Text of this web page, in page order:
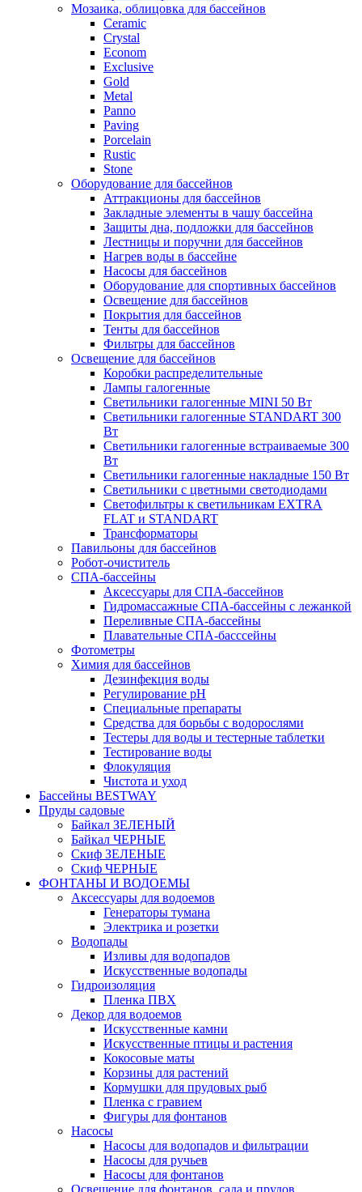
Мозаика, облицовка для бассейнов
Ceramic
Crystal
Econom
Exclusive
Gold
Metal
Panno
Paving
Porcelain
Rustic
Stone
Оборудование для бассейнов
Аттракционы для бассейнов
Закладные элементы в чашу бассейна
Защиты дна, подложки для бассейнов
Лестницы и поручни для бассейнов
Нагрев воды в бассейне
Насосы для бассейнов
Оборудование для спортивных бассейнов
Освещение для бассейнов
Покрытия для бассейнов
Тенты для бассейнов
Фильтры для бассейнов
Освещение для бассейнов
Коробки распределительные
Лампы галогенные
Светильники галогенные MINI 50 Вт
Светильники галогенные STANDART 300
Вт
Светильники галогенные встраиваемые 300
Вт
Светильники галогенные накладные 150 Вт
Светильники с цветными светодиодами
Светофильтры к светильникам EXTRA
FLAT и STANDART
Трансформаторы
Павильоны для бассейнов
Робот-очиститель
СПА-бассейны
Аксессуары для СПА-бассейнов
Гидромассажные СПА-бассейны с лежанкой
Переливные СПА-бассейны
Плавательные СПА-басссейны
Фотометры
Химия для бассейнов
Дезинфекция воды
Регулирование pH
Специальные препараты
Средства для борьбы с водорослями
Тестеры для воды и тестерные таблетки
Тестирование воды
Флокуляция
Чистота и уход
Бассейны BESTWAY
Пруды садовые
Байкал ЗЕЛЕНЫЙ
Байкал ЧЕРНЫЕ
Скиф ЗЕЛЕНЫЕ
Скиф ЧЕРНЫЕ
ФОНТАНЫ И ВОДОЕМЫ
Аксессуары для водоемов
Генераторы тумана
Электрика и розетки
Водопады
Изливы для водопадов
Искусственные водопады
Гидроизоляция
Пленка ПВХ
Декор для водоемов
Искусственные камни
Искусственные птицы и растения
Кокосовые маты
Корзины для растений
Кормушки для прудовых рыб
Пленка с гравием
Фигуры для фонтанов
Насосы
Насосы для водопадов и фильтрации
Насосы для ручьев
Насосы для фонтанов
Освещение для фонтанов, сада и прудов